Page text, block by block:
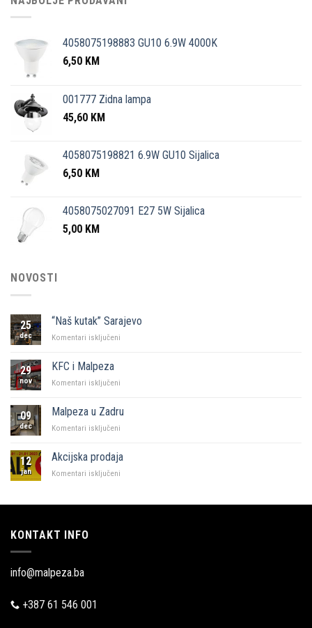
4058075198883 GU10 6.9W 4000K
6,50 KM
001777 Zidna lampa
45,60 KM
4058075198821 6.9W GU10 Sijalica
6,50 KM
4058075027091 E27 5W Sijalica
5,00 KM
NOVOSTI
25
dec
“Naš kutak” Sarajevo
Komentari isključeni
29
nov
KFC i Malpeza
Komentari isključeni
Malpeza
09
dec
Malpeza u Zadru
Komentari isključeni
Zadru
12
jan
Akcijska prodaja
Komentari isključeni
KONTAKT INFO
info@malpeza.ba
+387 61 546 001